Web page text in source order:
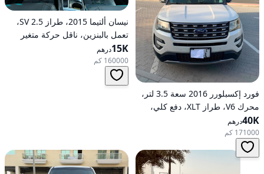
فورد إكسبلورر 2016 سعة 3.5 لتر،
محرك V6، طراز XLT، دفع كلي،
خيارات متوسطة، تعمل بالبنزين،
أوتوماتيكية، دفع كلي
40Kدرهم
171000 كم
نيسان ألتيما 2015، طراز 2.5 SV،
تعمل بالبنزين، ناقل حركة متغير
مستمر (CVT)، دفع أمامي
15Kدرهم
160000 كم